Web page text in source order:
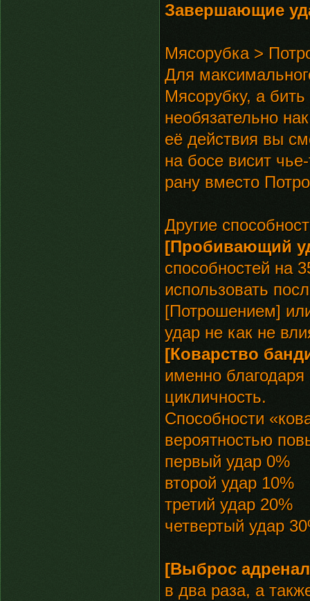
Завершающие
Мясорубка >
Для
Мясорубку, а
необязательно
её действия вы
на босе висит
рану вместо
Другие
[Пробивающий
способностей на
использовать
[Потрошением]
удар не как не
[Коварство
именно благодаря
цикличность.
Способности
вероятностью
первый удар 0%
второй удар 10%
третий удар 20%
четвертый удар
[Выброс
в два раза, а